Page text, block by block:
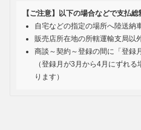
【ご注意】以下の場合などで支払
自宅などの指定の場所へ陸送納
販売店所在地の所轄運輸支局以
商談～契約～登録の間に「登録
（登録月が3月から4月にずれ
ります）